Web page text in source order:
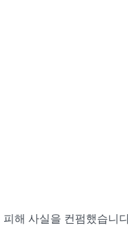
해 사실을 컨펌했습니